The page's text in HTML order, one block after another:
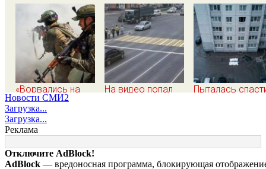
«Ворвались на
плечах, хлопцев
били в упор»:
Алексеево-
Дружковка стала
могильником для
«птах Мадьяра»
На видео попал
пострадали
минимум восемь
человек 06/08/2026
Пыталась
насмерть на
у детей 06/08/
– Новости
Новости СМИ2
Загрузка...
Загрузка...
Реклама
Отключите AdBlock!
AdBlock — вредоносная программа, блокирующая